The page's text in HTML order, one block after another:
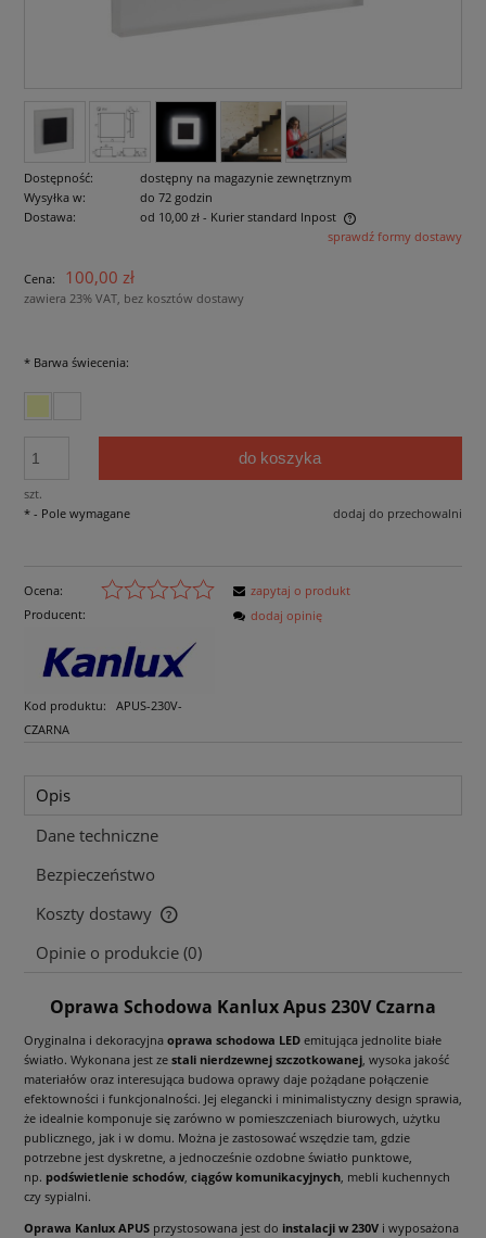
Dostępność:
dostępny na magazynie zewnętrznym
Wysyłka w:
do 72 godzin
Dostawa:
od 10,00 zł - Kurier standard Inpost
Cena nie zawiera ewentualnych kosztów płatnościsprawdź formy dostawy
Cena: 100,00 zł
zawiera 23% VAT, bez kosztów dostawy
* Barwa świecenia:
szt.
do koszyka
dodaj do przechowalni
* - Pole wymagane
Ocena:
Producent:
Kod produktu:
APUS-230V-
CZARNA
zapytaj o produkt
dodaj opinię
Opis
Dane techniczne
Bezpieczeństwo
Koszty dostawy
Cena nie zawiera ewentualnych kosztów płatności
Opinie o produkcie (0)
Oprawa Schodowa Kanlux Apus 230V Czarna
Oryginalna i dekoracyjna oprawa schodowa LED emitująca jednolite białe
światło. Wykonana jest ze stali nierdzewnej szczotkowanej, wysoka jakość
materiałów oraz interesująca budowa oprawy daje pożądane połączenie
efektowności i funkcjonalności. Jej elegancki i minimalistyczny design sprawia,
że idealnie komponuje się zarówno w pomieszczeniach biurowych, użytku
publicznego, jak i w domu. Można je zastosować wszędzie tam, gdzie
potrzebne jest dyskretne, a jednocześnie ozdobne światło punktowe,
np. podświetlenie schodów, ciągów komunikacyjnych, mebli kuchennych
czy sypialni.
Oprawa Kanlux APUS przystosowana jest do instalacji w 230V i wyposażona